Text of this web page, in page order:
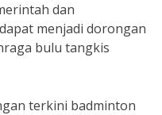
dan
menjadi dorongan
bulu tangkis
terkini badminton